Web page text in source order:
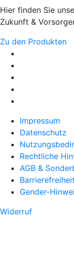
Hier finden Sie
Zukunft &
Zu den Produkten
Impressum
Datenschutz
Rechtliche
AGB &
Barrierefreiheit
Gender-
Widerruf